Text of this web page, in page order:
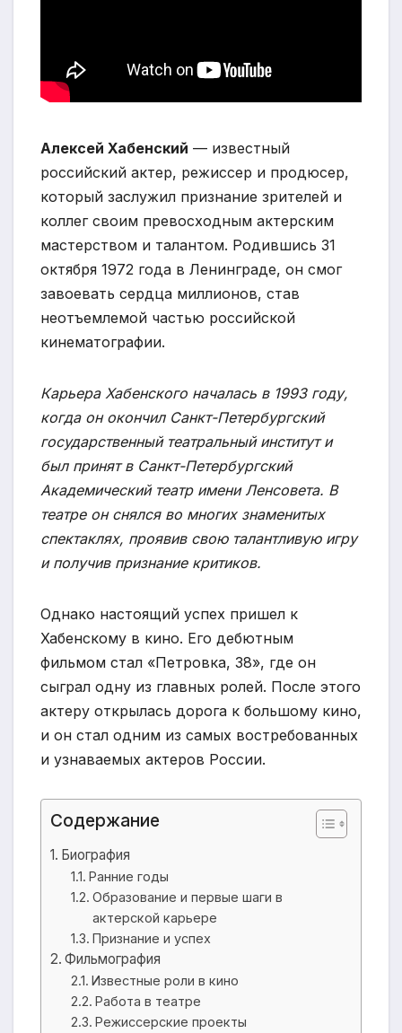
Алексей Хабенский — известный
российский актер, режиссер и продюсер,
который заслужил признание зрителей и
коллег своим превосходным актерским
мастерством и талантом. Родившись 31
октября 1972 года в Ленинграде, он смог
завоевать сердца миллионов, став
неотъемлемой частью российской
кинематографии.
Карьера Хабенского началась в 1993 году,
когда он окончил Санкт-Петербургский
государственный театральный институт и
был принят в Санкт-Петербургский
Академический театр имени Ленсовета. В
театре он снялся во многих знаменитых
спектаклях, проявив свою талантливую игру
и получив признание критиков.
Однако настоящий успех пришел к
Хабенскому в кино. Его дебютным
фильмом стал «Петровка, 38», где он
сыграл одну из главных ролей. После этого
актеру открылась дорога к большому кино,
и он стал одним из самых востребованных
и узнаваемых актеров России.
Содержание
Биография
Ранние годы
Образование и первые шаги в
актерской карьере
Признание и успех
Фильмография
Известные роли в кино
Работа в театре
Режиссерские проекты